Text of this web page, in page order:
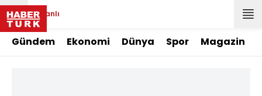
Canlı
Gündem Ekonomi Dünya Spor Magazin